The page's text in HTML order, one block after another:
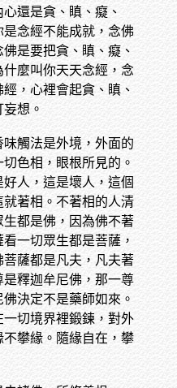
還是貪、瞋、癡、
念經不能成就，念佛
是要把貪、瞋、癡、
麼叫你天天念經，念
，心裡會起貪、瞋、
妄想。
觸法是外境，外面的
色相，眼根所見的。
人，這是壞人，這個
著相。不著相的人清
都是佛，因為佛不著
一切眾生都是菩薩，
薩都是凡夫，凡夫著
釋迦牟尼佛，那一尊
決定不是藥師如來。
切境界裡鍛鍊，對外
攀緣。隨緣自在，攀